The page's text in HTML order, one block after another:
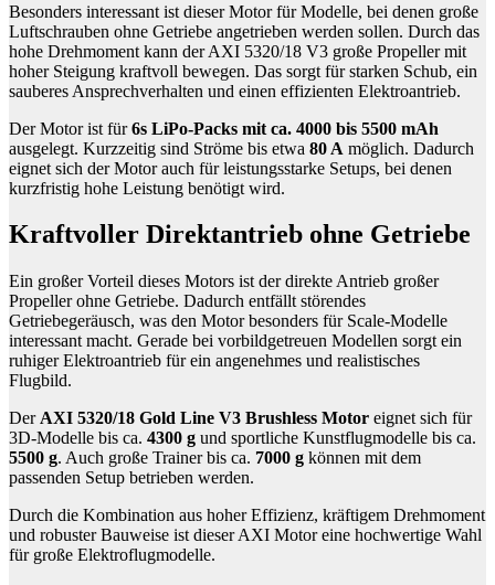
Besonders interessant ist dieser Motor für Modelle, bei denen große
Luftschrauben ohne Getriebe angetrieben werden sollen. Durch das
hohe Drehmoment kann der AXI 5320/18 V3 große Propeller mit
hoher Steigung kraftvoll bewegen. Das sorgt für starken Schub, ein
sauberes Ansprechverhalten und einen effizienten Elektroantrieb.
Der Motor ist für6s LiPo-Packs mit ca. 4000 bis 5500 mAh
ausgelegt. Kurzzeitig sind Ströme bis etwa 80 A möglich. Dadurch
eignet sich der Motor auch für leistungsstarke Setups, bei denen
kurzfristig hohe Leistung benötigt wird.
Kraftvoller Direktantrieb ohne Getriebe
Ein großer Vorteil dieses Motors ist der direkte Antrieb großer
Propeller ohne Getriebe. Dadurch entfällt störendes
Getriebegeräusch, was den Motor besonders für Scale-Modelle
interessant macht. Gerade bei vorbildgetreuen Modellen sorgt ein
ruhiger Elektroantrieb für ein angenehmes und realistisches
Flugbild.
Der AXI 5320/18 Gold Line V3 Brushless Motor eignet sich für
3D-Modelle bis ca. 4300 g und sportliche Kunstflugmodelle bis ca.
5500 g. Auch große Trainer bis ca. 7000 g können mit dem
passenden Setup betrieben werden.
Durch die Kombination aus hoher Effizienz, kräftigem Drehmoment
und robuster Bauweise ist dieser AXI Motor eine hochwertige Wahl
für große Elektroflugmodelle.